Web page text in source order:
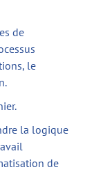
de
le
la logique
de